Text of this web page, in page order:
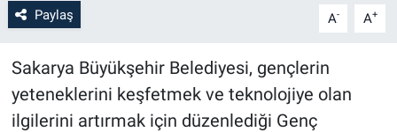
Paylaş A- A+
Sakarya Büyükşehir Belediyesi, gençlerin
yeteneklerini keşfetmek ve teknolojiye olan
ilgilerini artırmak için düzenlediği Genç